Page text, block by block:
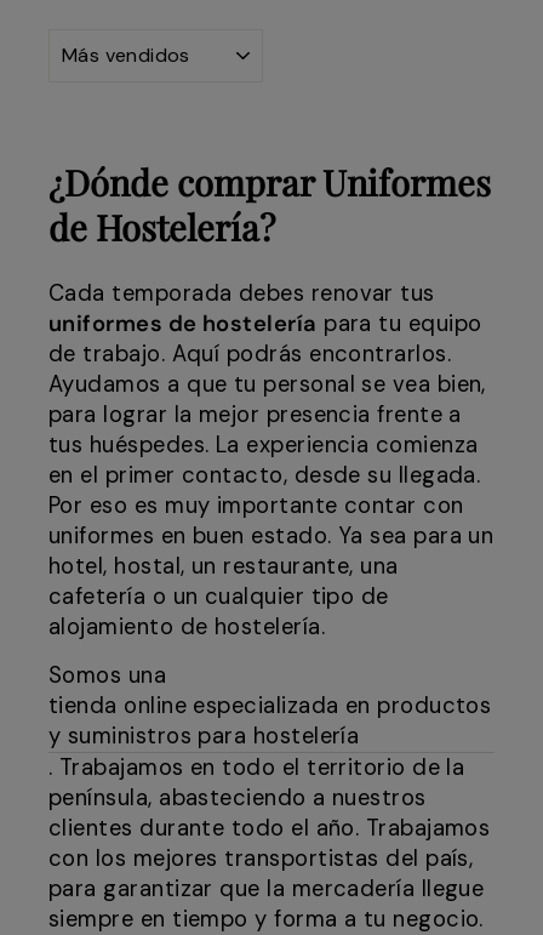
¿Dónde comprar Uniformes
de Hostelería?
Cada temporada debes renovar tus
uniformes de hostelería para tu equipo
de trabajo. Aquí podrás encontrarlos.
Ayudamos a que tu personal se vea bien,
para lograr la mejor presencia frente a
tus huéspedes. La experiencia comienza
en el primer contacto, desde su llegada.
Por eso es muy importante contar con
uniformes en buen estado. Ya sea para un
hotel, hostal, un restaurante, una
cafetería o un cualquier tipo de
alojamiento de hostelería.
Somos una
tienda online especializada en productos
y suministros para hostelería
. Trabajamos en todo el territorio de la
península, abasteciendo a nuestros
clientes durante todo el año. Trabajamos
con los mejores transportistas del país,
para garantizar que la mercadería llegue
siempre en tiempo y forma a tu negocio.